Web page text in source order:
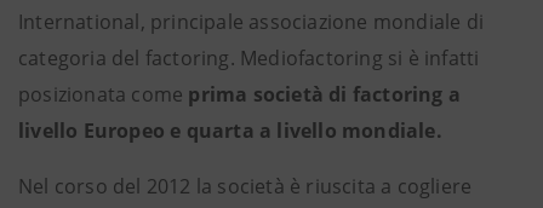
International, principale associazione mondiale di
categoria del factoring. Mediofactoring si è infatti
posizionata come prima società di factoring a
livello Europeo e quarta a livello mondiale.
Nel corso del 2012 la società è riuscita a cogliere